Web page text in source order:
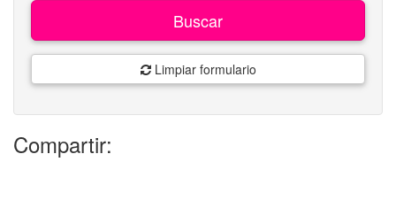
Buscar
Limpiar formulario
Compartir: